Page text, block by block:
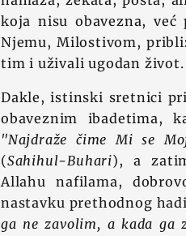
koja nisu obavezna,
Njemu, Milostivom,
tim i uživali ugodan život.
Dakle, istinski sretnici
obaveznim ibadetima,
"Najdraže čime Mi se
(Sahihul-Buhari), a
Allahu nafilama,
nastavku prethodnog
ga ne zavolim, a kada ga